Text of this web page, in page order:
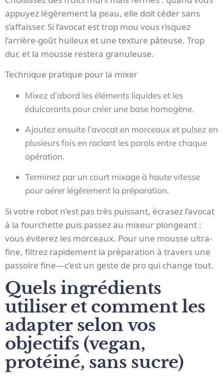
appuyez légèrement la peau, elle doit céder sans
s’affaisser. Si l’avocat est trop mou vous risquez
l’arrière-goût huileux et une texture pâteuse. Trop
dur, et la mousse restera granuleuse.
Technique pratique pour la mixer
Mixez d’abord les éléments liquides et les
édulcorants pour créer une base homogène.
Ajoutez ensuite l’avocat en morceaux et pulsez en
plusieurs fois en raclant les parois entre chaque
opération.
Terminez par un court mixage à haute vitesse
pour aérer légèrement la préparation.
Si votre robot n’est pas très puissant, écrasez l’avocat
à la fourchette puis passez au mixeur plongeant :
vous éviterez les morceaux. Pour une mousse ultra-
fine, filtrez rapidement la préparation à travers une
passoire fine—c’est un geste de pro qui change tout.
Quels ingrédients
utiliser et comment les
adapter selon vos
objectifs (vegan,
protéiné, sans sucre)